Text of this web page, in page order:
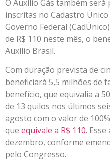
O Auxílio Gás também
inscritas no Cadastro
Governo Federal
de R$ 110 neste mês, o
Auxílio Brasil.
Com duração prevista de
beneficiará 5,5 milhões de
benefício, que equivalia a
de 13 quilos nos últimos
agosto com o valor de
que equivale a R$ 110.
dezembro, conforme
pelo Congresso.